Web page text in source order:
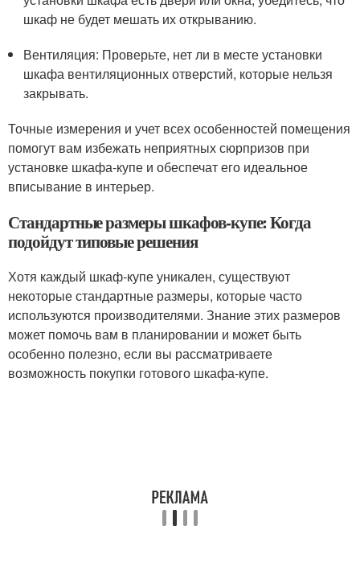
шкаф не будет мешать их открыванию.
Вентиляция: Проверьте, нет ли в месте установки
шкафа вентиляционных отверстий, которые нельзя
закрывать.
Точные измерения и учет всех особенностей помещения
помогут вам избежать неприятных сюрпризов при
установке шкафа-купе и обеспечат его идеальное
вписывание в интерьер.
Стандартные размеры шкафов-купе: Когда
подойдут типовые решения
Хотя каждый шкаф-купе уникален, существуют
некоторые стандартные размеры, которые часто
используются производителями. Знание этих размеров
может помочь вам в планировании и может быть
особенно полезно, если вы рассматриваете
возможность покупки готового шкафа-купе.